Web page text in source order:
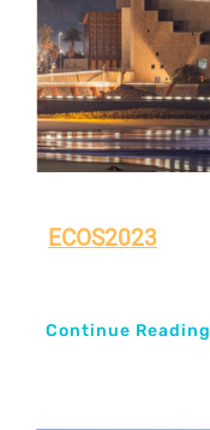
ECOS2023
Continue Reading